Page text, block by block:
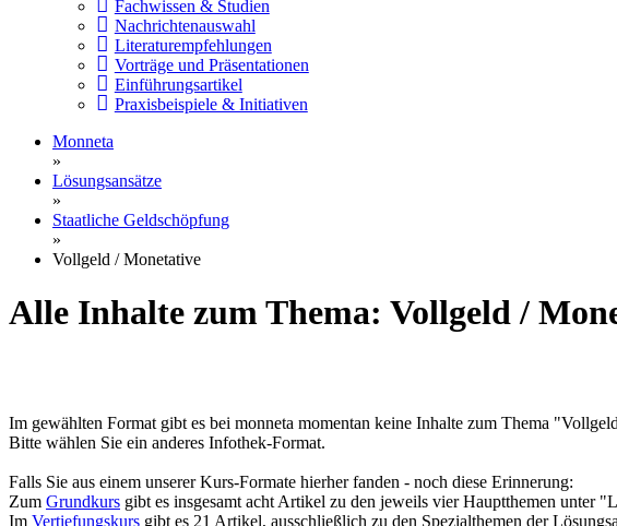
Fachwissen & Studien
Nachrichtenauswahl
Literaturempfehlungen
Vorträge und Präsentationen
Einführungsartikel
Praxisbeispiele & Initiativen
Monneta
»
Lösungsansätze
»
Staatliche Geldschöpfung
»
Vollgeld / Monetative
Alle Inhalte zum Thema: Vollgeld /
Im gewählten Format gibt es bei monneta momentan keine Inhalte zum Thema
Bitte wählen Sie ein anderes Infothek-Format.
Falls Sie aus einem unserer Kurs-Formate hierher fanden - noch diese Erinnerung:
Zum Grundkurs gibt es insgesamt acht Artikel zu den jeweils vier Hauptthemen unter
Im Vertiefungskurs gibt es 21 Artikel, ausschließlich zu den Spezialthemen der